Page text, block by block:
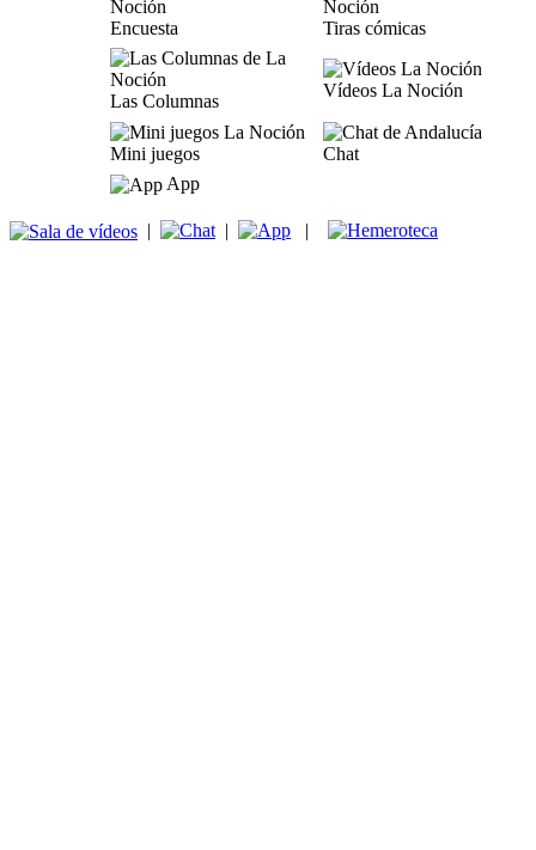
Encuesta Tiras cómicas
Las Columnas
Vídeos La Noción
Mini juegos
Chat
App
| | |